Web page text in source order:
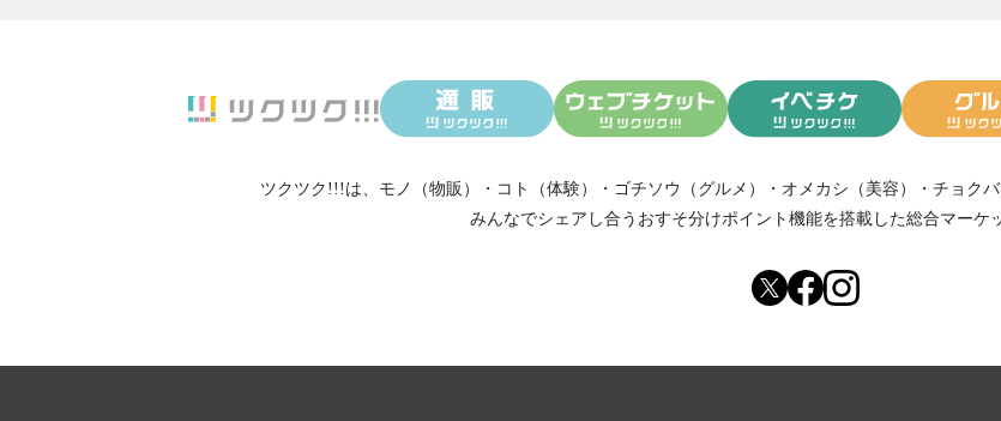
ツクツク!!!は、 モノ（物販） ・ コト（体験） ・ ゴチソウ（グルメ） ・ オメカシ（美容） ・ チョクバ
みんなでシェアし合う おすそ分けポイント機能を搭載した総合マーケ